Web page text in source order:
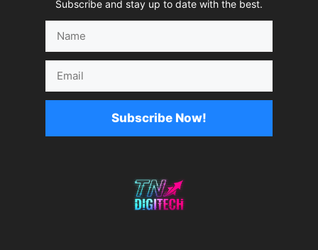
Subscribe and stay up to date with the best.
Subscribe Now!